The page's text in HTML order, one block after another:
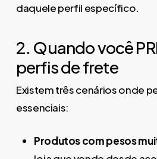
daquele perfil específico.
2. Quando você
perfis de frete
Existem três cenários onde
essenciais:
Produtos com pesos